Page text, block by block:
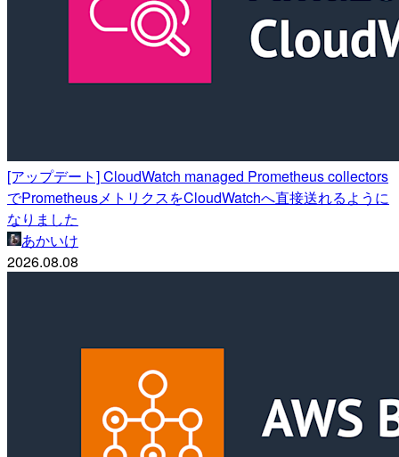
[アップデート] CloudWatch managed Prometheus collectors
でPrometheusメトリクスをCloudWatchへ直接送れるように
なりました
あかいけ
2026.08.08